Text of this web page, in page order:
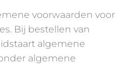
voorwaarden voor
Bij bestellen van
algemene
algemene